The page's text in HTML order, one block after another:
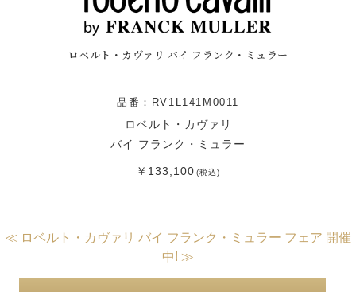
ロベルト・カヴァリ バイ フランク・ミュラー
品番：RV1L141M0011
ロベルト・カヴァリ
バイ フランク・ミュラー
￥133,100(税込)
≪ ロベルト・カヴァリ バイ フランク・ミュラー フェア 開催
中! ≫